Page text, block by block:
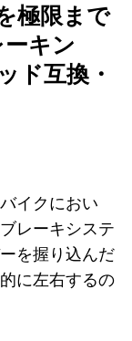
極限まで
ーキン
ド互換・
イクにおい
レーキシステ
を握り込んだ
に左右するの